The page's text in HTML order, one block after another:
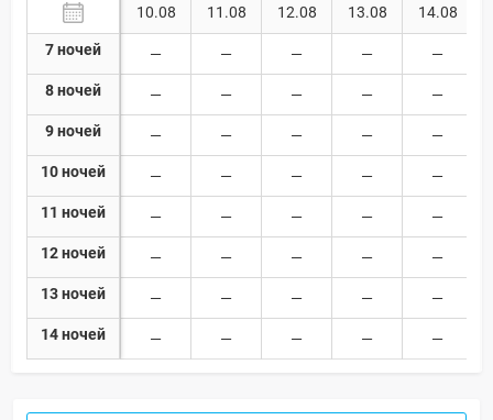
7 ночей
8 ночей
9 ночей
10 ночей
11 ночей
12 ночей
13 ночей
14 ночей
10.08 11.08 12.08 13.08 14.08